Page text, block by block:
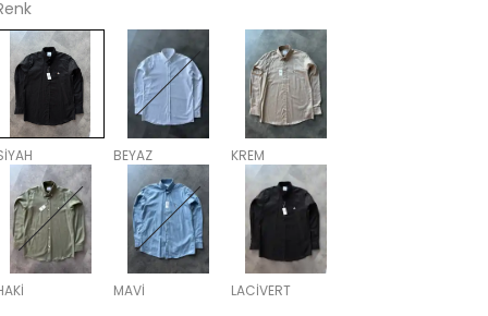
BEYAZ KREM
MAVİ LACİVERT